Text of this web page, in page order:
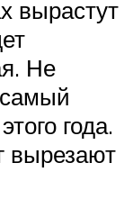
вырастут
Не
года.
вырезают